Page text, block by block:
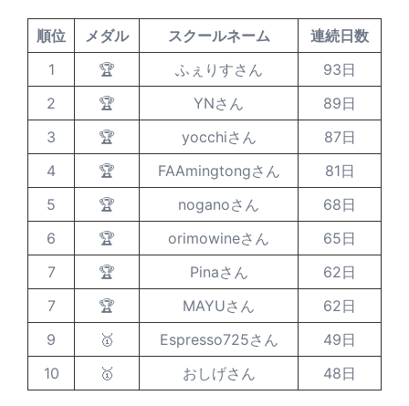
順位 メダル スクールネーム
連続日数
1
🏆 ふぇりすさん
93日
2
🏆 YNさん
89日
3
🏆 yocchiさん
87日
4
🏆 FAAmingtongさん
81日
5
🏆 noganoさん
68日
6
🏆 orimowineさん
65日
7
🏆 Pinaさん
62日
7
🏆 MAYUさん
62日
9
🥇 Espresso725さん
49日
10
🥇 おしげさん 48日